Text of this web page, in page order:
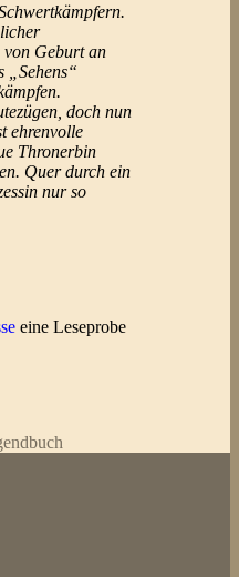
Geburt an
„Sehens“
doch nun
ehrenvolle
Thronerbin
Quer durch ein
nur so
eine Leseprobe